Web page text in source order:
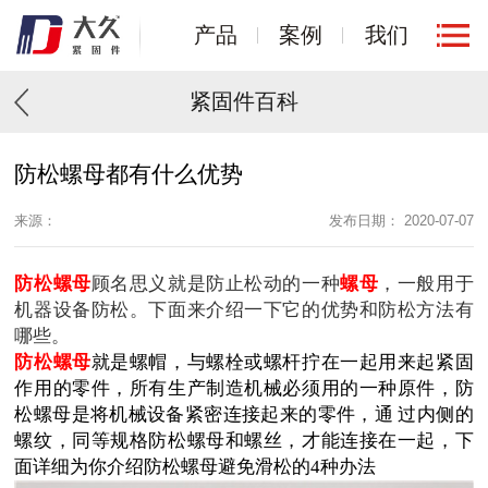
产品 案例 我们
紧固件百科
防松螺母都有什么优势
来源： 发布日期： 2020-07-07
防松螺母顾名思义就是防止松动的一种螺母 ，一般用于
机器设备防松。下面来介绍一下它的优势和防松方法有
哪些。
防松螺母就是螺帽 ，与螺栓或螺杆拧在一起用来起紧固
作用的零件，所有生产制造机械必须用的一种原件，防
松螺母是将机械设备紧密连接起来的零件，通 过内侧的
螺纹，同等规格防松螺母和螺丝，才能连接在一起，下
面详细为你介绍防松螺母避免滑松的4种办法